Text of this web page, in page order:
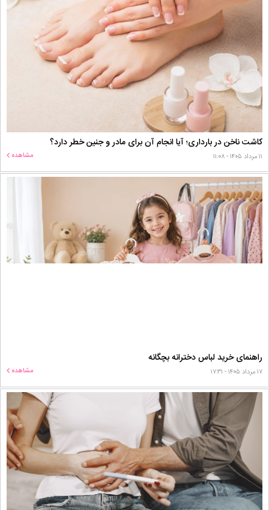
کاشت ناخن در بارداری؛ آیا انجام آن برای مادر و جنین خطر دارد؟
۱۱ مرداد ۱۴۰۵ - ۱۱:۰۸ مشاهده
راهنمای خرید لباس دخترانه بچگانه
۱۷ مرداد ۱۴۰۵ - ۱۷:۳۱ مشاهده